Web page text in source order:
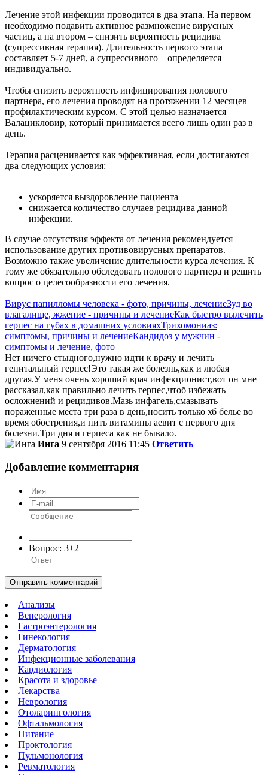
Лечение этой инфекции проводится в два этапа. На первом
необходимо подавить активное размножение вирусных
частиц, а на втором – снизить вероятность рецидива
(супрессивная терапия). Длительность первого этапа
составляет 5-7 дней, а супрессивного – определяется
индивидуально.
Чтобы снизить вероятность инфицирования полового
партнера, его лечения проводят на протяжении 12 месяцев
профилактическим курсом. С этой целью назначается
Валацикловир, который принимается всего лишь один раз в
день.
Терапия расценивается как эффективная, если достигаются
два следующих условия:
ускоряется выздоровление пациента
снижается количество случаев рецидива данной
инфекции.
В случае отсутствия эффекта от лечения рекомендуется
использование других противовирусных препаратов.
Возможно также увеличение длительности курса лечения. К
тому же обязательно обследовать полового партнера и решить
вопрос о целесообразности его лечения.
Вирус папилломы человека - фото, причины, лечениеЗуд во
влагалище, жжение - причины и лечениеКак быстро вылечить
герпес на губах в домашних условияхТрихомониаз:
симптомы, причины и лечениеКандидоз у мужчин -
симптомы и лечение, фото
Нет ничего стыдного,нужно идти к врачу и лечить
генитальный герпес!Это такая же болезнь,как и любая
другая.У меня очень хороший врач инфекционист,вот он мне
рассказал,как правильно лечить герпес,чтоб избежать
осложнений и рецидивов.Мазь инфагель,смазывать
пораженные места три раза в день,носить только хб белье во
время обострения,и пить витамины аевит с первого дня
болезни.Три дня и герпеса как не бывало.
Инга 9 сентября 2016 11:45 Ответить
Добавление комментария
Вопрос: 3+2
Отправить комментарий
Анализы
Венерология
Гастроэнтерология
Гинекология
Дерматология
Инфекционные заболевания
Кардиология
Красота и здоровье
Лекарства
Неврология
Отоларингология
Офтальмология
Питание
Проктология
Пульмонология
Ревматология